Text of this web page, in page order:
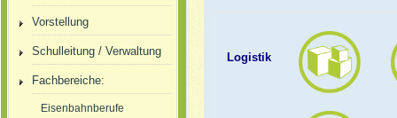
Vorstellung
Schulleitung / Verwaltung
Fachbereiche:
Eisenbahnberufe
Logistik